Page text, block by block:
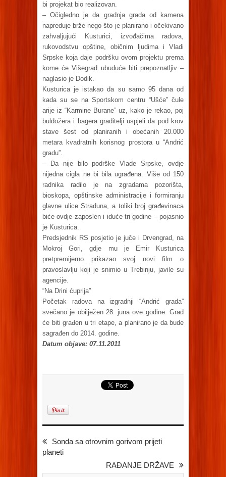
bi projekat bio realizovan.
– Očigledno je da gradnja grada od kamena
napreduje brže nego što je planirano i očekivano
zahvaljujući Kusturici, izvođačima radova,
rukovodstvu opštine, običnim ljudima i Vladi
Srpske koja daje podršku ovom projektu prema
kome će Višegrad ubuduće biti prepoznatljiv –
naglasio je Dodik.
Kusturica je istakao da su samo 95 dana od
kada su se na Sportskom centru “Ušće” čule
arije iz “Karmine Burane” uz, kako je rekao, poj
buldožera i bagera graditelji uspjeli da pod krov
stave šest od planiranih i obećanih 20.000
metara kvadratnih korisnog prostora u “Andrić
gradu”.
– Da nije bilo podrške Vlade Srpske, ovdje
nijedna cigla ne bi bila ugrađena. Više od 150
radnika radilo je na zgradama pozorišta,
bioskopa, opštinske administracije i formiranju
glavne ulice Straduna, a toliki broj građevinaca
biće ovdje zaposlen i iduće tri godine – pojasnio
je Kusturica.
Predsjednik RS posjetio je juče i Drvengrad, na
Mokroj Gori, gdje mu je Emir Kusturica
pretpremijerno prikazao svoj novi film o
pravoslavlju koji je snimio u Trebinju, javile su
agencije.
“Na Drini ćuprija”
Početak radova na izgradnji “Andrić grada”
svečano je obilježen 28. juna ove godine. Grad
će biti građen u tri etape, a planirano je da bude
sagrađen do 2014. godine.
Datum objave: 07.11.2011
Sonda sa otrovnim gorivom prijeti
planeti
RAĐANJE DRŽAVE